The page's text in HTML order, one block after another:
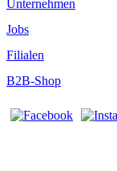
Unternehmen
Jobs
Filialen
B2B-Shop